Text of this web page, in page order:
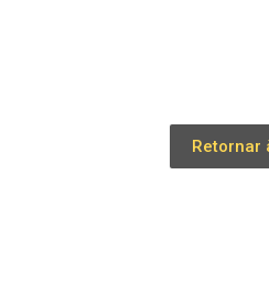
Retornar